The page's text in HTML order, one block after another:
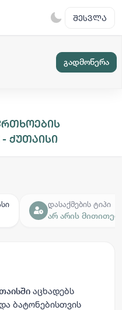
ᲨᲔᲡᲕᲚᲐ
გადმოწერა
ქუთაისი
დასაქმების ტიპი
არ არის
აცხადებს
ბატონებისთვის